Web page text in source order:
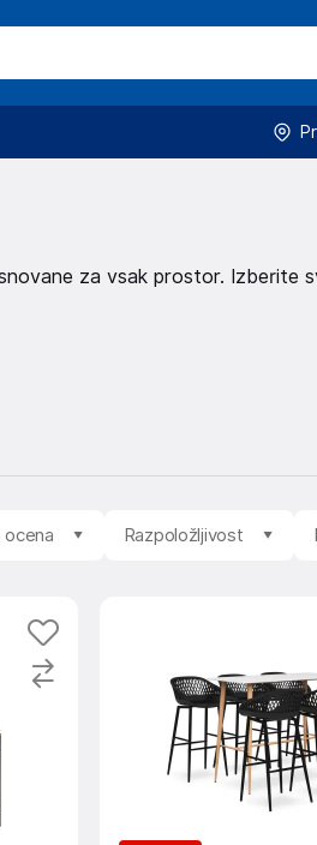
za vsak prostor. Izberite
ocena Razpoložljivost